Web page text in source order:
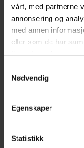
vårt, med partnerne
annonsering og
med annen
eller som de har
Nødvendig
Egenskaper
Statistikk